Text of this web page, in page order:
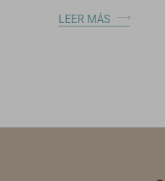
LEER MÁS